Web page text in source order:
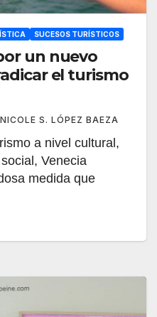
SUCESOS TURÍSTICOS
un nuevo
el turismo
NICOLE S. LÓPEZ BAEZA
a nivel cultural,
Venecia
medida que